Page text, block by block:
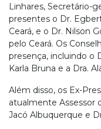
Linhares, Secretário-
presentes o Dr.
Ceará, e o Dr. Nilson
pelo Ceará. Os
presença, incluindo o
Karla Bruna e a Dra.
Além disso, os Ex-
atualmente Assessor
Jacó Albuquerque e